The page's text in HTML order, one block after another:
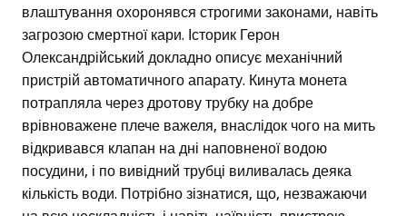
влаштування охоронявся строгими законами, навіть
загрозою смертної кари. Історик Герон
Олександрійський докладно описує механічний
пристрій автоматичного апарату. Кинута монета
потрапляла через дротову трубку на добре
врівноважене плече важеля, внаслідок чого на мить
відкривався клапан на дні наповненої водою
посудини, і по вивідний трубці виливалась деяка
кількість води. Потрібно зізнатися, що, незважаючи